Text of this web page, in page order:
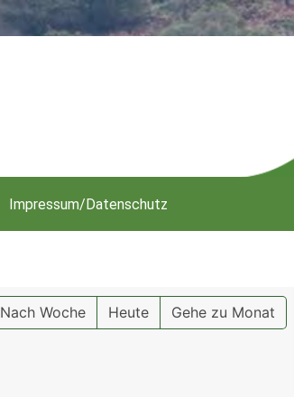
Impressum/Datenschutz
Nach Woche Heute Gehe zu Monat